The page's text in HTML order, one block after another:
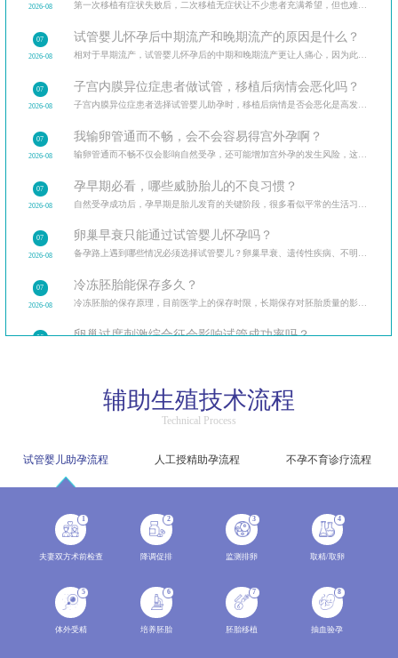
2026-08
07
2026-08
试管婴儿怀孕后中期流产和晚期流产的原因是什么？
07
2026-08
子宫内膜异位症患者做试管，移植后病情会恶化吗？
07
2026-08
我输卵管通而不畅，会不会容易得宫外孕啊？
07
2026-08
孕早期必看，哪些威胁胎儿的不良习惯？
07
2026-08
卵巢早衰只能通过试管婴儿怀孕吗？
备孕路上遇到哪些情况必须选择试管婴儿？卵巢早衰、遗传性疾病、不明原因不孕等多种临床场景，试管婴
07
2026-08
冷冻胚胎能保存多久？
冷冻胚胎的保存原理，目前医学上的保存时限，长期保存对胚胎质量的影响，保存期限与解冻成功率的关系。
06 卵巢过度刺激综合征会影响试管成功率吗？
精子洗涤过程中会损伤精子吗？
2026-08
06 人工授精和试管婴儿哪个成功率更高？
2026-08
冻胚做第三代试管婴儿PGT，效果会比新鲜囊胚差吗？
移植后出血是宫外孕吗？
辅助生殖技术流程
Technical Process
试管婴儿助孕流程 人工授精助孕流程 不孕不育诊疗流程
1
夫妻双方术前检查
2
降调促排
3
监测排卵
4
取精/取卵
5
体外受精
6
培养胚胎
7
胚胎移植
8
抽血验孕